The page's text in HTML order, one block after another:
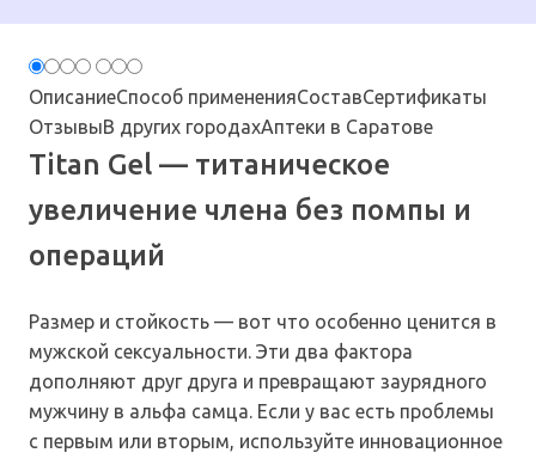
ОписаниеСпособ примененияСоставСертификаты
ОтзывыВ других городахАптеки в Саратове
Titan Gel — титаническое
увеличение члена без помпы и
операций
Размер и стойкость — вот что особенно ценится в
мужской сексуальности. Эти два фактора
дополняют друг друга и превращают заурядного
мужчину в альфа самца. Если у вас есть проблемы
с первым или вторым, используйте инновационное